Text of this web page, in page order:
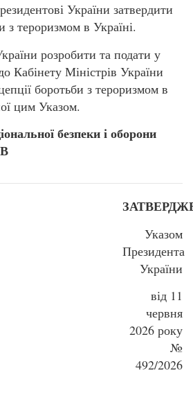
України затвердити
тероризмом в Україні.
розробити та подати у
Кабінету Міністрів України
боротьби з тероризмом в
цим Указом.
безпеки і оборони
Указом
Президента
України
від 11
червня
2026 року
№
492/2026